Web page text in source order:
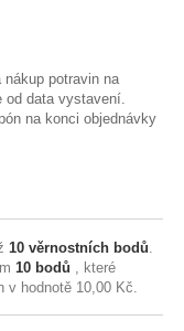
potravin na
od data vystavení.
na konci objednávky
10 věrnostních bodů
10 bodů , které
v hodnotě 10,00 Kč